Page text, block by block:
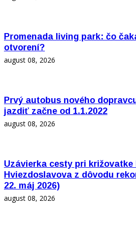
Promenada living park: čo
otvorení?
august 08, 2026
Prvý autobus nového
jazdiť začne od 1.1.2022
august 08, 2026
Uzávierka cesty pri
Hviezdoslavova z dôvodu
22. máj 2026)
august 08, 2026